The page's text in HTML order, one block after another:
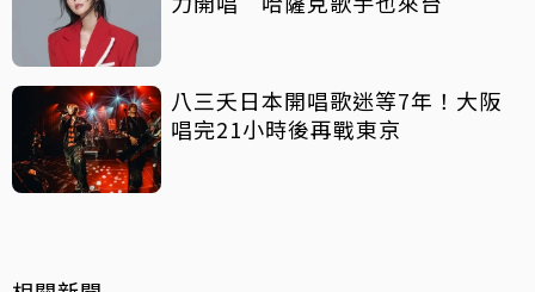
八三夭日本開唱歌迷等7年！大阪
唱完21小時後再戰東京